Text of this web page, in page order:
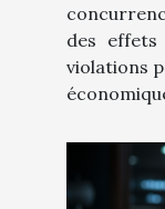
des effets
violations